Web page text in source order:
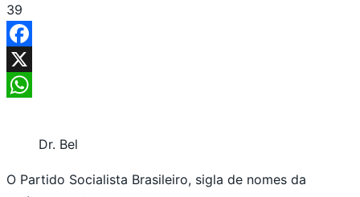
39
Facebook
X
Dr. Bel
O Partido Socialista Brasileiro, sigla de nomes da